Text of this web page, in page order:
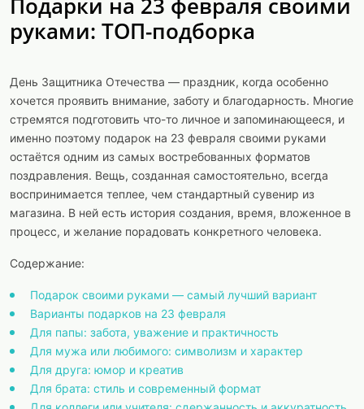
руками: ТОП-подборка
День Защитника Отечества — праздник, когда особенно
хочется проявить внимание, заботу и благодарность. Многие
стремятся подготовить что-то личное и запоминающееся, и
именно поэтому подарок на 23 февраля своими руками
остаётся одним из самых востребованных форматов
поздравления. Вещь, созданная самостоятельно, всегда
воспринимается теплее, чем стандартный сувенир из
магазина. В ней есть история создания, время, вложенное в
процесс, и желание порадовать конкретного человека.
Содержание:
Подарок своими руками — самый лучший вариант
Варианты подарков на 23 февраля
Для папы: забота, уважение и практичность
Для мужа или любимого: символизм и характер
Для друга: юмор и креатив
Для брата: стиль и современный формат